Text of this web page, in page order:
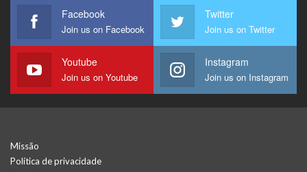
Facebook
Join us on Facebook
Twitter
Join us on Twitter
Youtube
Join us on Youtube
Instagram
Join us on Instagram
Missão
Política de privacidade